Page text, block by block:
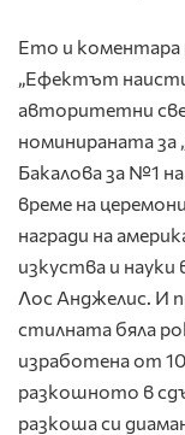
Ето и
„Ефектът
авторитетни
номинираната за
Бакалова за №1
време на
награди на
изкуства и
Лос Анджелис. И
стилната бяла
изработена от
разкошното в
разкоша си